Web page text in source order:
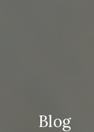
Blog